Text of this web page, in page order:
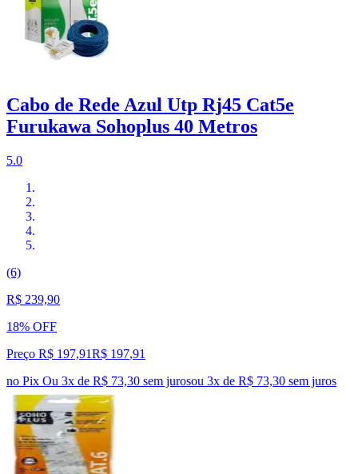
Cabo de Rede Azul Utp Rj45 Cat5e
Furukawa Sohoplus 40 Metros
5.0
(6)
R$ 239,90
18% OFF
Preço R$ 197,91R$ 197,91
no Pix Ou 3x de R$ 73,30 sem jurosou 3x de R$ 73,30 sem juros